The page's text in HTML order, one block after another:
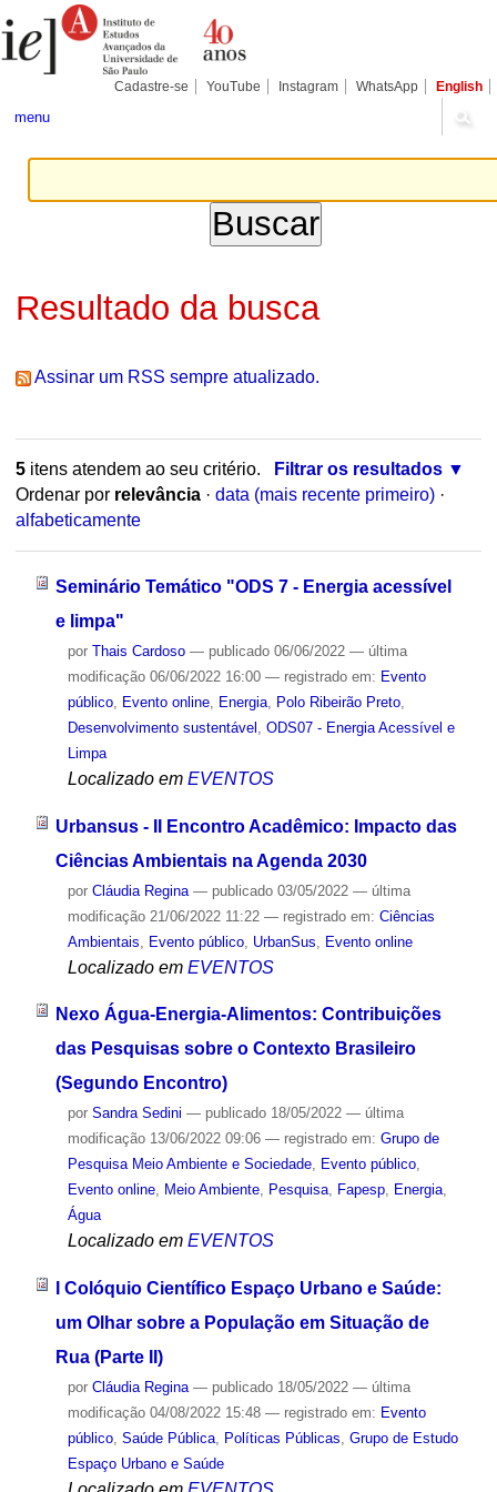
para
conteúdo.
Pessoais
Cadastre-se YouTube Instagram WhatsApp English
menu
Resultado da busca
Assinar um RSS sempre atualizado.
5itens atendem ao seu critério.
Filtrar os resultados
Ordenar por relevância · data (mais recente primeiro) ·
alfabeticamente
Seminário Temático "ODS 7 - Energia acessível
e limpa"
por Thais Cardoso — publicado06/06/2022 — última
modificação06/06/2022 16:00 — registrado em: Evento
público, Evento online, Energia, Polo Ribeirão Preto,
Desenvolvimento sustentável
ODS07 - Energia Acessível e
Limpa
Localizado em EVENTOS
Urbansus - II Encontro Acadêmico: Impacto das
Ciências Ambientais na Agenda 2030
por Cláudia Regina — publicado03/05/2022 — última
modificação21/06/2022 11:22 — registrado em: Ciências
Ambientais
Evento público, UrbanSus Evento online
Localizado em EVENTOS
Nexo Água-Energia-Alimentos: Contribuições
das Pesquisas sobre o Contexto Brasileiro
(Segundo Encontro)
por Sandra Sedini — publicado18/05/2022 — última
modificação13/06/2022 09:06 — registrado em: Grupo de
Pesquisa Meio Ambiente e Sociedade, Evento público,
Evento online, Meio Ambiente, Pesquisa, Fapesp, Energia,
Água
Localizado em EVENTOS
I Colóquio Científico Espaço Urbano e Saúde:
um Olhar sobre a População em Situação de
Rua (Parte II)
por Cláudia Regina — publicado18/05/2022 — última
modificação04/08/2022 15:48 — registrado em: Evento
público, Saúde Pública, Políticas Públicas, Grupo de Estudo
Espaço Urbano e Saúde